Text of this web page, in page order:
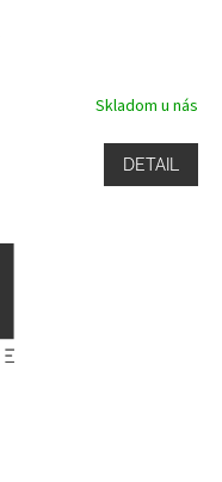
Skladom u nás
DETAIL